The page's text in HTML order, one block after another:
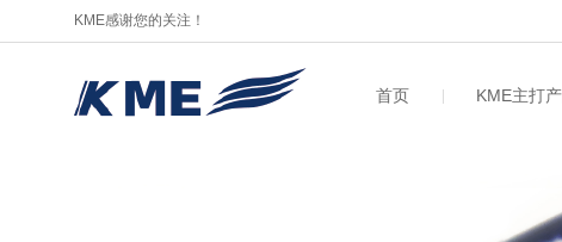
KME感谢您的关注！
首页 KME主打